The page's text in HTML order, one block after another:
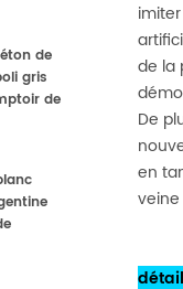
de la
De
en
de
gris
de